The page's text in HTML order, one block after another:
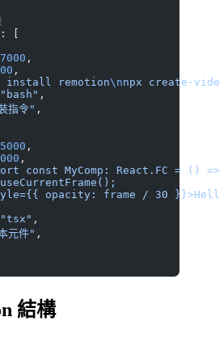
[
,
,
install remotion\nnpx create-
"bash" ,
指令" ,
,
,
const MyComp: React.FC = ()
opacity: frame / 30
"tsx" ,
元件" ,
結構